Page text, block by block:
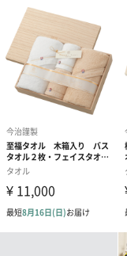
あり（280円）
メッセージカード
誕生日や結婚祝い・
メッセージカードや
す。